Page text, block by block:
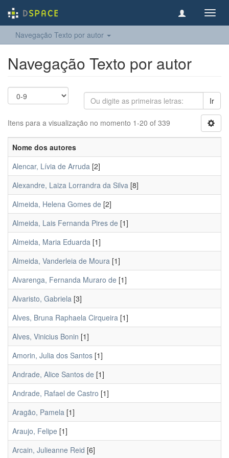
Navegação Texto por autor
Navegação Texto por autor
Ir
Itens para a visualização no momento 1-20 of 339
Nome dos autores
Alencar, Lívia de Arruda [2]
Alexandre, Laiza Lorrandra da Silva [8]
Almeida, Helena Gomes de [2]
Almeida, Lais Fernanda Pires de [1]
Almeida, Maria Eduarda [1]
Almeida, Vanderleia de Moura [1]
Alvarenga, Fernanda Muraro de [1]
Alvaristo, Gabriela [3]
Alves, Bruna Raphaela Cirqueira [1]
Alves, Vinicius Bonin [1]
Amorin, Julia dos Santos [1]
Andrade, Alice Santos de [1]
Andrade, Rafael de Castro [1]
Aragão, Pamela [1]
Araujo, Felipe [1]
Arcain, Julieanne Reid [6]